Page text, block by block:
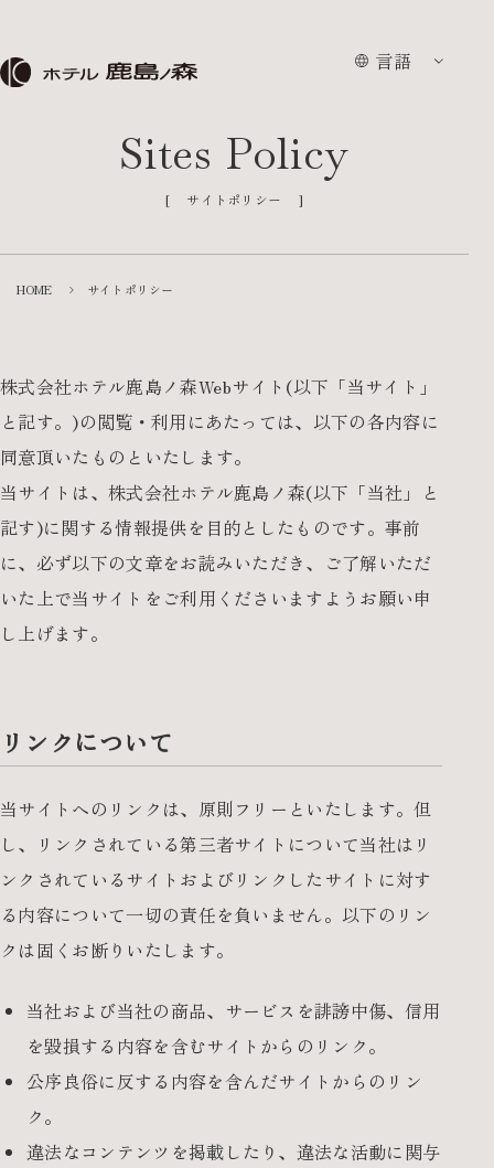
言語
サイトポリシー
HOME サイトポリシー
株式会社ホテル鹿島ノ森Webサイト(以下「当サイト」
と記す。)の閲覧・利用にあたっては、以下の各内容に
同意頂いたものといたします。
当サイトは、株式会社ホテル鹿島ノ森(以下「当社」と
記す)に関する情報提供を目的としたものです。事前
に、必ず以下の文章をお読みいただき、ご了解いただ
いた上で当サイトをご利用くださいますようお願い申
し上げます。
リンクについて
当サイトへのリンクは、原則フリーといたします。但
し、リンクされている第三者サイトについて当社はリ
ンクされているサイトおよびリンクしたサイトに対す
る内容について一切の責任を負いません。以下のリン
クは固くお断りいたします。
当社および当社の商品、サービスを誹謗中傷、信用
を毀損する内容を含むサイトからのリンク。
公序良俗に反する内容を含んだサイトからのリン
ク。
違法なコンテンツを掲載したり、違法な活動に関与
各種ご予約
HOME
レストラン
宴会・会議
館内施設
鹿島ノ森について
お問い合わせ
お知らせ
Follow us